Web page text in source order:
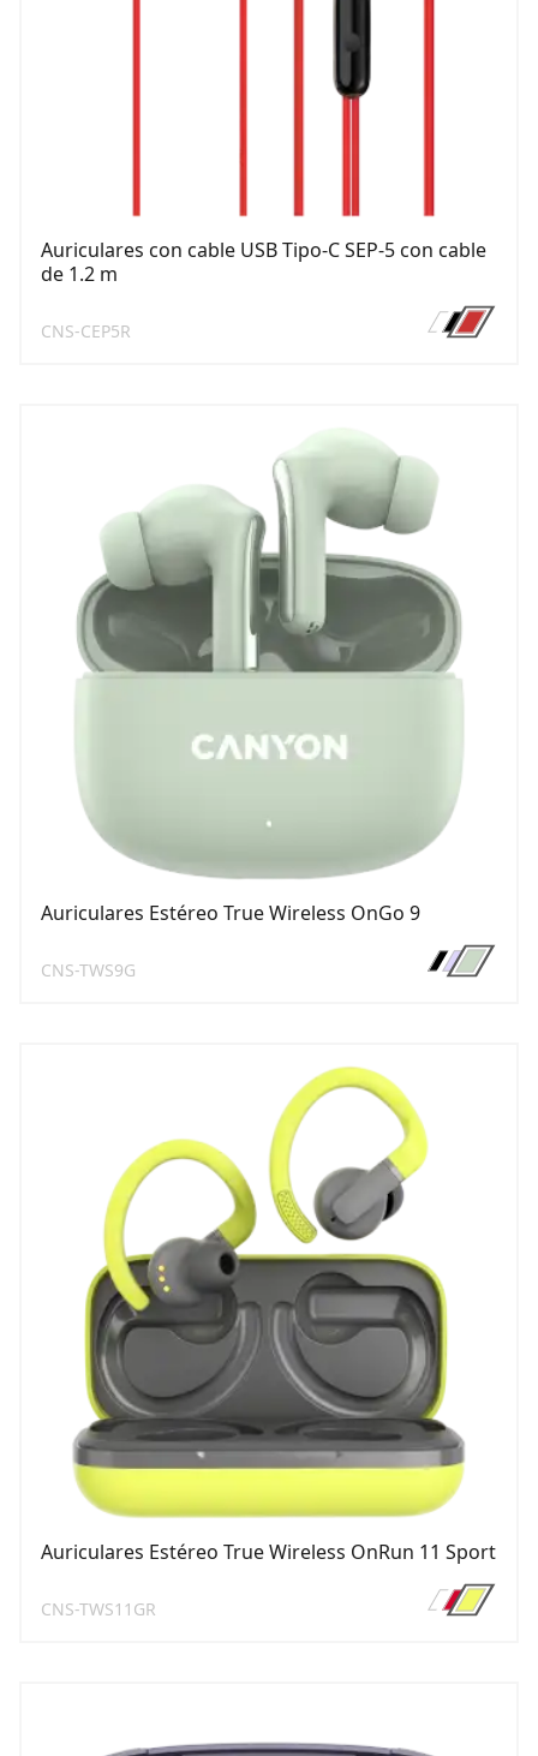
Auriculares con cable USB Tipo-C SEP-5 con cable
de 1.2 m
CNS-CEP5R
Auriculares Estéreo True Wireless OnGo 9
CNS-TWS9G
Auriculares Estéreo True Wireless OnRun 11 Sport
CNS-TWS11GR